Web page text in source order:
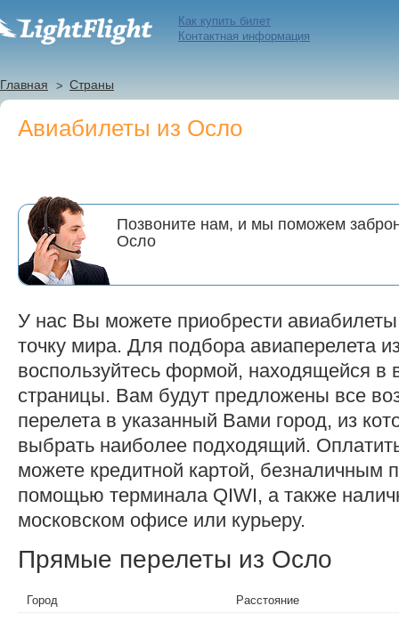
Как купить билет
Контактная информация
Главная Страны
Авиабилеты из Осло
Позвоните нам, и мы поможем
Осло
У нас Вы можете приобрести
точку мира. Для подбора авиаперелета
воспользуйтесь формой, находящейся в
страницы. Вам будут предложены все
перелета в указанный Вами город, из
выбрать наиболее подходящий.
можете кредитной картой, безналичным
помощью терминала QIWI, а также
московском офисе или курьеру.
Прямые перелеты из Осло
Город Расстояние